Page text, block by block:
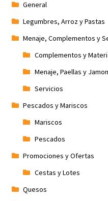
General
Legumbres, Arroz y Pastas
Menaje, Complementos y
Complementos y
Menaje, Paellas y
Servicios
Pescados y Mariscos
Mariscos
Pescados
Promociones y Ofertas
Cestas y Lotes
Quesos